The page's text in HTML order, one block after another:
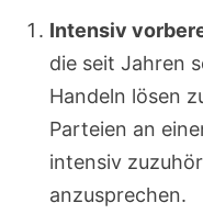
Intensiv
die seit Jahren
Handeln lösen
Parteien an
intensiv
anzusprechen.